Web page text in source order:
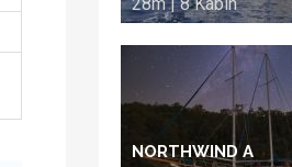
NORTHWIND A